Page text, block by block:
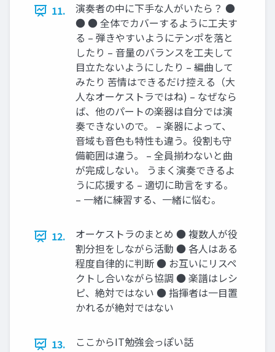
11.
演奏者の中に下手な人がいたら？ ●
● ● 全体でカバーするように工夫す
る – 弾きやすいようにテンポを落と
したり – 音量のバランスを工夫して
目立たないようにしたり – 編曲して
みたり 苦情はできるだけ控える（大
人なオーケストラではね) – なぜなら
ば、他のパートの楽器は自分では演
奏できないので。 – 楽器によって、
音域も音色も特性も違う。役割も守
備範囲は違う。 – 全員揃わないと曲
が完成しない。 うまく演奏できるよ
うに応援する – 適切に助言をする。
– 一緒に練習する、一緒に悩む。
12.
オーケストラのまとめ ● 複数人が役
割分担をしながら活動 ● 各人はある
程度自律的に判断 ● お互いにリスペ
クトし合いながら協調 ● 楽譜はレシ
ピ、絶対ではない ● 指揮者は一目置
かれるが絶対ではない
13. ここからIT勉強会っぽい話